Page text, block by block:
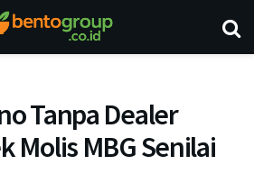
Tanpa Dealer
Molis MBG Senilai